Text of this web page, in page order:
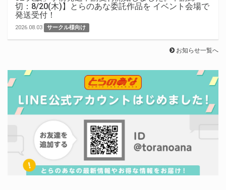
切：8/20(木)】とらのあな委託作品を イベント会場で
発送受付！
2026.08.03 サークル様向け
お知らせ一覧へ